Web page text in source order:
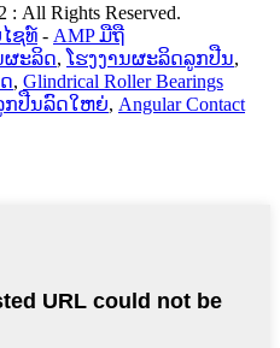
Rights Reserved.
ຊທ໌ - AMP ມືຖື
ນຜະລິດ, ໂຮງງານຜະລິດລູກປືນ,
, Glindrical Roller Bearings
ກປືນລົດໃຫຍ່, Angular Contact